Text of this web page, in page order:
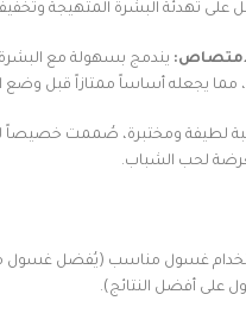
على تهدئة البشرة المتهيجة
يندمج بسهولة مع البشرة
مما يجعله أساساً ممتازاً قبل وضع
لطيفة ومختبرة، صُممت خصيصاً
لحب الشباب.
غسول مناسب (يُفضل